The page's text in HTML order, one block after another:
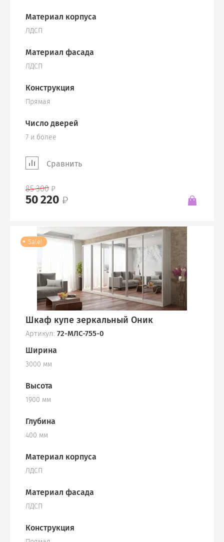
Материал корпуса
ЛДСП
Материал фасада
ЛДСП
Конструкция
Прямая
Число дверей
7 и более
Сравнить
85 300
50 220
Sale!
Шкаф купе зеркальный Оник
Артикул: 72-МЛС-755-0
Ширина
3000 мм
Высота
1900 мм
Глубина
400 мм
Материал корпуса
ЛДСП
Материал фасада
ЛДСП
Конструкция